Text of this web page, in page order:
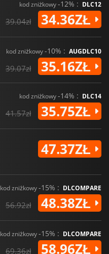
kod zniżkowy-12% : DLC12
39.04zł 34.36ZŁ
kod zniżkowy-10% : AUGDLC10
39.07zł 35.16ZŁ
kod zniżkowy-14% : DLC14
41.57zł 35.75ZŁ
47.37ZŁ
kod zniżkowy-15% : DLCOMPARE
56.92zł 48.38ZŁ
kod zniżkowy-15% : DLCOMPARE
69.36zł 58.96ZŁ